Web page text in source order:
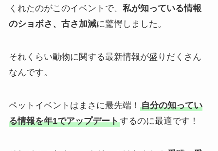
くれたのがこのイベントで、 私が知っている情報
のショボさ、古さ加減に驚愕しました。
それくらい動物に関する最新情報が盛りだくさん
なんです。
ペットイベントはまさに最先端！ 自分の知ってい
る情報を年1でアップデートするのに最適です！